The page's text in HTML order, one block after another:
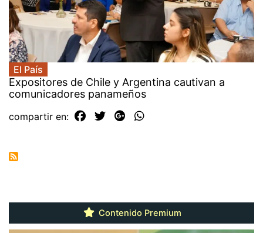
El País
Expositores de Chile y Argentina cautivan a
comunicadores panameños
compartir en:
Contenido Premium